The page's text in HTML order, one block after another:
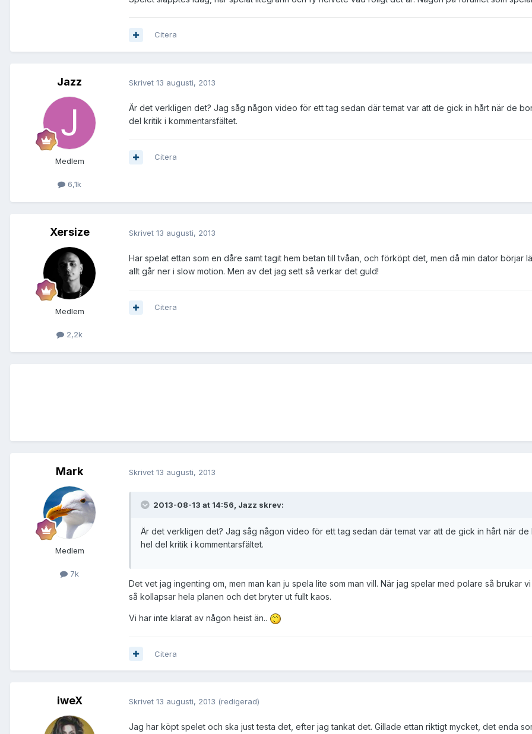
Citera
Jazz
Medlem
6,1k
Skrivet 13 augusti, 2013
Är det verkligen det? Jag såg någon video för ett tag sedan där temat var att de gick in hårt när de
del kritik i kommentarsfältet.
Citera
Xersize
Medlem
2,2k
Skrivet 13 augusti, 2013
Har spelat ettan som en dåre samt tagit hem betan till tvåan, och förköpt det, men då min dator börjar
allt går ner i slow motion. Men av det jag sett så verkar det guld!
Citera
Mark
Medlem
7k
Skrivet 13 augusti, 2013
2013-08-13 at 14:56, Jazz skrev:
Är det verkligen det? Jag såg någon video för ett tag sedan där temat var att de gick in hårt när
hel del kritik i kommentarsfältet.
Det vet jag ingenting om, men man kan ju spela lite som man vill. När jag spelar med polare så brukar
så kollapsar hela planen och det bryter ut fullt kaos.
Vi har inte klarat av någon heist än..
Citera
iweX Skrivet 13 augusti, 2013 (redigerad)
Jag har köpt spelet och ska just testa det, efter jag tankat det. Gillade ettan riktigt mycket, det enda